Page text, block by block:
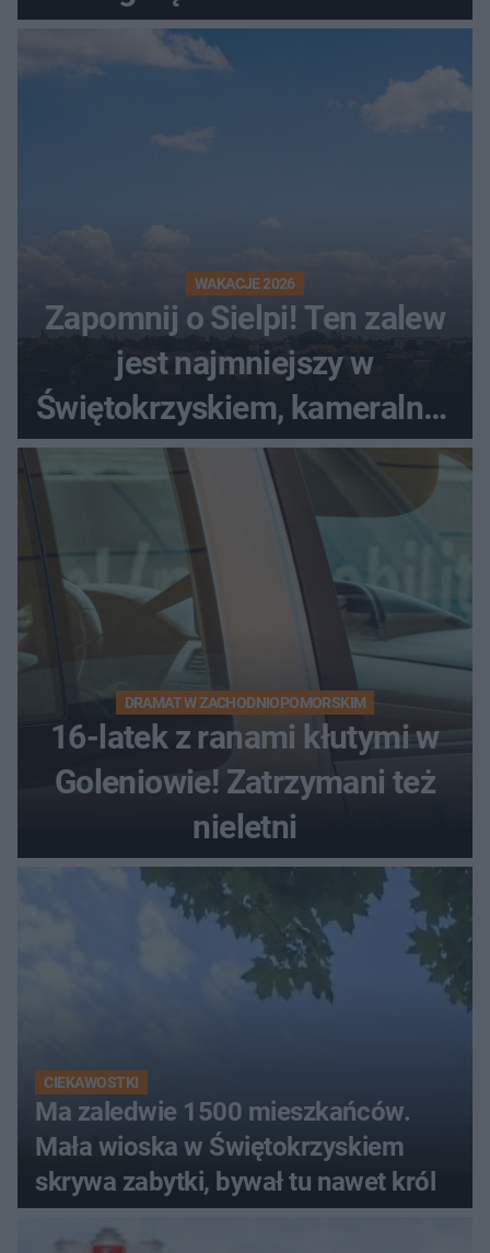
kombajnem
WAKACJE 2026
Zapomnij o Sielpi! Ten zalew
jest najmniejszy w
Świętokrzyskiem, kameralny i
bez tłumów
DRAMAT W ZACHODNIOPOMORSKIM
16-latek z ranami kłutymi w
Goleniowie! Zatrzymani też
nieletni
CIEKAWOSTKI
Ma zaledwie 1500 mieszkańców.
Mała wioska w Świętokrzyskiem
skrywa zabytki, bywał tu nawet król